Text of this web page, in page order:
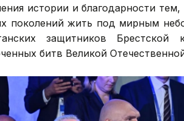
истории и благодарности
поколений жить под мирным
защитников
битв Великой